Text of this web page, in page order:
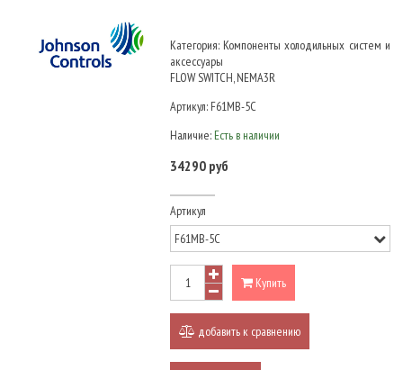
Категория: Компоненты холодильных систем и
аксессуары
FLOW SWITCH, NEMA3R
Артикул: F61MB-5C
Наличие: Есть в наличии
34290 руб
Артикул
Купить
добавить к сравнению